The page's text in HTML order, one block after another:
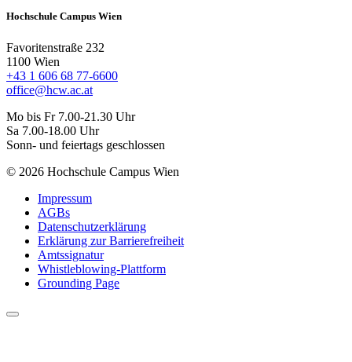
Hochschule Campus Wien
Favoritenstraße 232
1100 Wien
+43 1 606 68 77-6600
office@hcw.ac.at
Mo bis Fr 7.00-21.30 Uhr
Sa 7.00-18.00 Uhr
Sonn- und feiertags geschlossen
© 2026 Hochschule Campus Wien
Impressum
AGBs
Datenschutzerklärung
Erklärung zur Barrierefreiheit
Amtssignatur
Whistleblowing-Plattform
Grounding Page